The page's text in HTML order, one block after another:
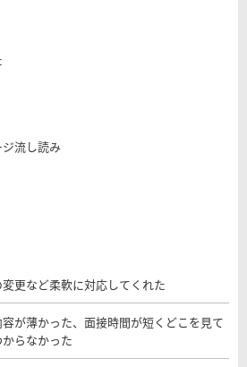
流し読み
更など柔軟に対応してくれた
が薄かった、面接時間が短くどこを見て
らなかった